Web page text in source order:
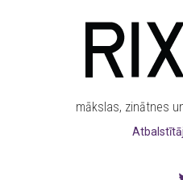
mākslas, zinātnes